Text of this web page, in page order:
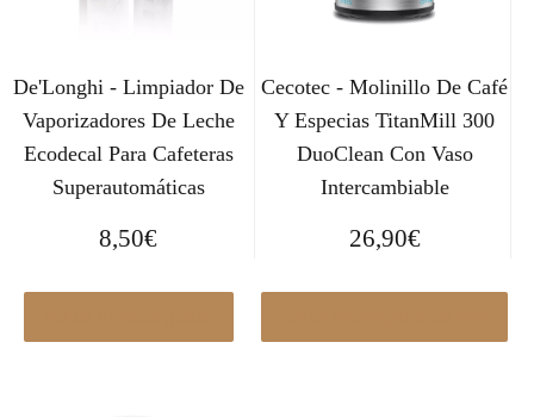
De'Longhi - Limpiador De
Vaporizadores De Leche
Ecodecal Para Cafeteras
Superautomáticas
8,50€
Cecotec - Molinillo De Café
Y Especias TitanMill 300
DuoClean Con Vaso
Intercambiable
26,90€